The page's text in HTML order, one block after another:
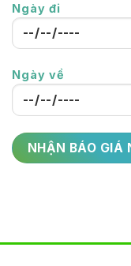
Ngày đi
Ngày về